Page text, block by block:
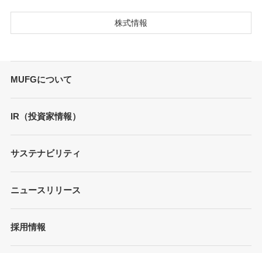
株式情報
MUFGについて
トップメッセージ
MUFGブランド
ガバナンス
事業内容
IR（投資家情報）
財務情報
債券・格付情報
個人投資家の皆さまへ
各種レポート
サステナビリティ
各種レポート/データ/インデックス
方針/ガイドライン
イニシアティブへの参画
ニュースリリース
採用情報